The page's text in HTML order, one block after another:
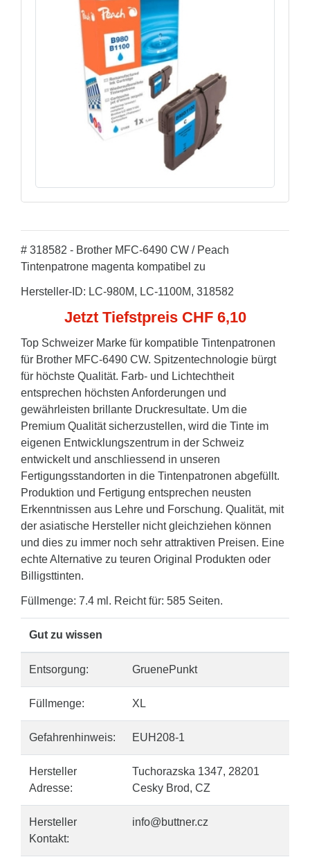
# 318582 - Brother MFC-6490 CW / Peach
Tintenpatrone magenta kompatibel zu
Hersteller-ID: LC-980M, LC-1100M, 318582
Jetzt Tiefstpreis CHF 6,10
Top Schweizer Marke für kompatible Tintenpatronen
für Brother MFC-6490 CW. Spitzentechnologie bürgt
für höchste Qualität. Farb- und Lichtechtheit
entsprechen höchsten Anforderungen und
gewährleisten brillante Druckresultate. Um die
Premium Qualität sicherzustellen, wird die Tinte im
eigenen Entwicklungszentrum in der Schweiz
entwickelt und anschliessend in unseren
Fertigungsstandorten in die Tintenpatronen abgefüllt.
Produktion und Fertigung entsprechen neusten
Erkenntnissen aus Lehre und Forschung. Qualität, mit
der asiatische Hersteller nicht gleichziehen können
und dies zu immer noch sehr attraktiven Preisen. Eine
echte Alternative zu teuren Original Produkten oder
Billigsttinten.
Füllmenge: 7.4 ml. Reicht für: 585 Seiten.
Gut zu wissen
Entsorgung: GruenePunkt
Füllmenge: XL
Gefahrenhinweis: EUH208-1
Hersteller
Adresse:
Tuchorazska 1347, 28201
Cesky Brod, CZ
Hersteller
Kontakt:
info@buttner.cz